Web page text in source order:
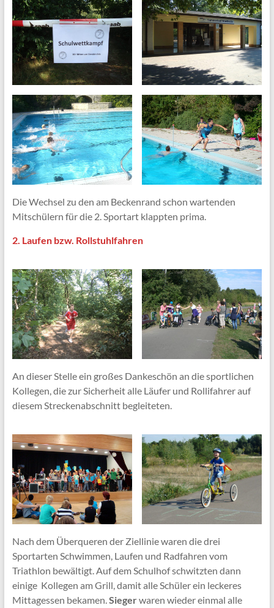
Die Wechsel zu den am Beckenrand schon wartenden
Mitschülern für die 2. Sportart klappten prima.
2. Laufen bzw. Rollstuhlfahren
An dieser Stelle ein großes Dankeschön an die sportlichen
Kollegen, die zur Sicherheit alle Läufer und Rollifahrer auf
diesem Streckenabschnitt begleiteten.
Nach dem Überqueren der Ziellinie waren die drei
Sportarten Schwimmen, Laufen und Radfahren vom
Triathlon bewältigt. Auf dem Schulhof schwitzten dann
einige Kollegen am Grill, damit alle Schüler ein leckeres
Mittagessen bekamen.Siegerwaren wieder einmal alle